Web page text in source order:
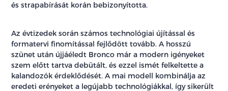
és strapabírását korán bebizonyította.
Az évtizedek során számos technológiai újítással és
formatervi finomítással fejlődött tovább. A hosszú
szünet után újjáéledt Bronco már a modern igényeket
szem előtt tartva debütált, és ezzel ismét felkeltette a
kalandozók érdeklődését. A mai modell kombinálja az
eredeti erényeket a legújabb technológiákkal, így sikerült